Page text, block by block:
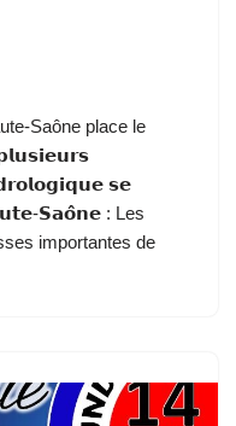
Saône place le
𝘀𝗲
𝗦𝗮𝗼̂𝗻𝗲 : Les
importantes de